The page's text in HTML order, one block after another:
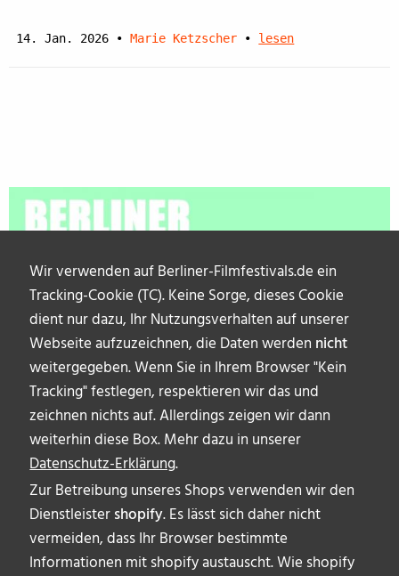
Wir verwenden auf Berliner-Filmfestivals.de ein
Tracking-Cookie (TC). Keine Sorge, dieses Cookie
dient nur dazu, Ihr Nutzungsverhalten auf unserer
Webseite aufzuzeichnen, die Daten werden nicht
weitergegeben. Wenn Sie in Ihrem Browser "Kein
Tracking" festlegen, respektieren wir das und
zeichnen nichts auf. Allerdings zeigen wir dann
weiterhin diese Box. Mehr dazu in unserer
Datenschutz-Erklärung.
Zur Betreibung unseres Shops verwenden wir den
Dienstleistershopify. Es lässt sich daher nicht
vermeiden, dass Ihr Browser bestimmte
Informationen mit shopify austauscht. Wie shopify
14. Jan. 2026 • Marie Ketzscher • lesen
ÜBER UNS